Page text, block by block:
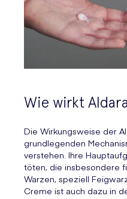
Wie wirkt
Die Wirkungsweise der
grundlegenden
verstehen. Ihre
töten, die insbesondere
Warzen, speziell
Creme ist auch dazu in